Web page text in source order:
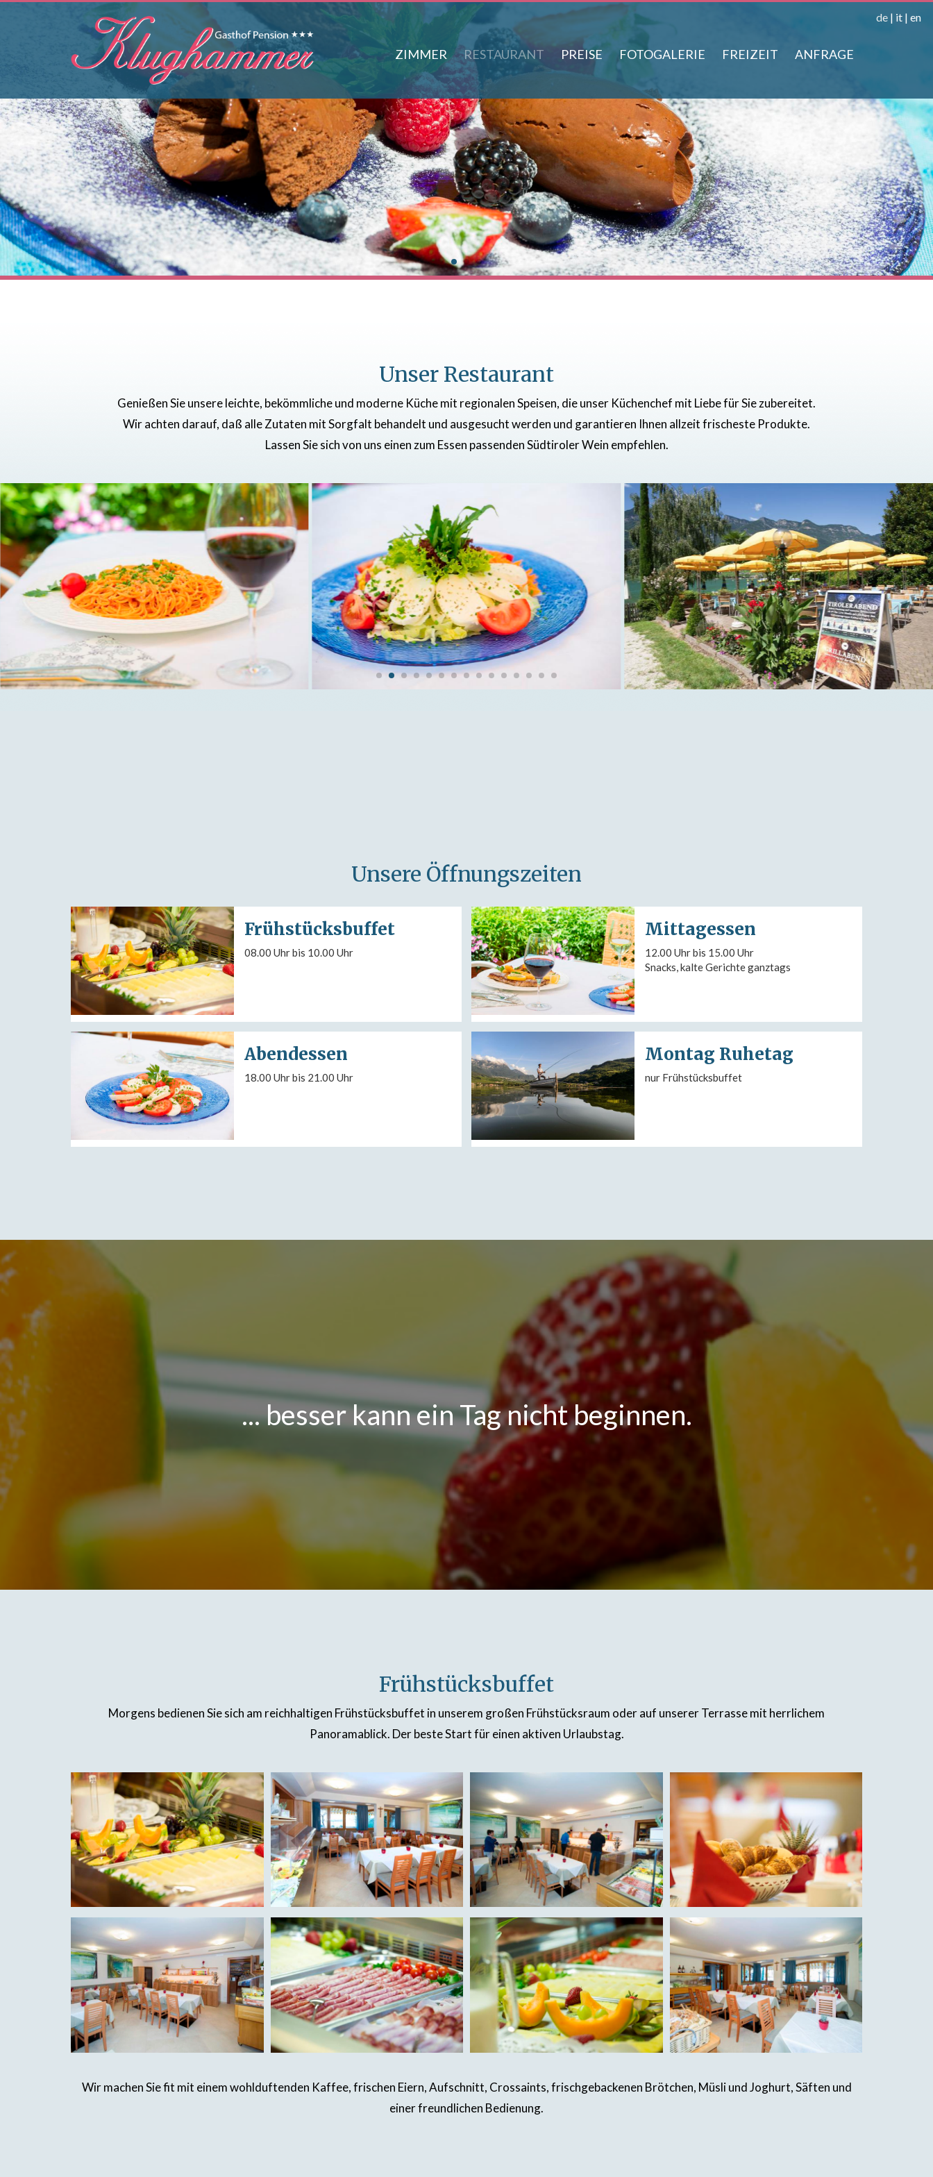
de | it | en
ZIMMER RESTAURANT PREISE FOTOGALERIE FREIZEIT ANFRAGE
Unser Restaurant
Genießen Sie unsere leichte, bekömmliche und moderne Küche mit regionalen Speisen, die unser Küchenchef mit Liebe für Sie zubereitet.
Wir achten darauf, daß alle Zutaten mit Sorgfalt behandelt und ausgesucht werden und garantieren Ihnen allzeit frischeste Produkte.
Lassen Sie sich von uns einen zum Essen passenden Südtiroler Wein empfehlen.
Unsere Öffnungszeiten
Frühstücksbuffet
08.00 Uhr bis 10.00 Uhr
Mittagessen
12.00 Uhr bis 15.00 Uhr
Snacks, kalte Gerichte ganztags
Abendessen
18.00 Uhr bis 21.00 Uhr
Montag Ruhetag
nur Frühstücksbuffet
... besser kann ein Tag nicht beginnen.
Frühstücksbuffet
Morgens bedienen Sie sich am reichhaltigen Frühstücksbuffet in unserem großen Frühstücksraum oder auf unserer Terrasse mit herrlichem
Panoramablick. Der beste Start für einen aktiven Urlaubstag.
Wir machen Sie fit mit einem wohlduftenden Kaffee, frischen Eiern, Aufschnitt, Crossaints, frischgebackenen Brötchen, Müsli und Joghurt, Säften und
einer freundlichen Bedienung.